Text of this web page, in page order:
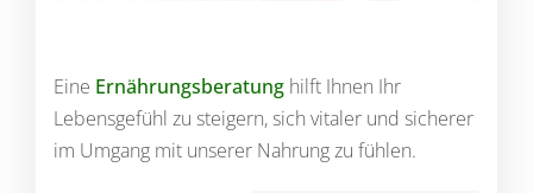
Eine Ernährungsberatung hilft Ihnen Ihr
Lebensgefühl zu steigern, sich vitaler und sicherer
im Umgang mit unserer Nahrung zu fühlen.